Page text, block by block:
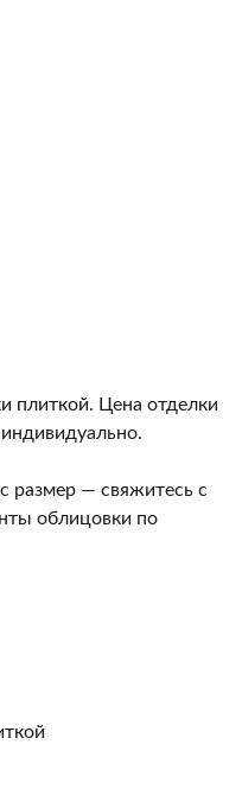
плиткой. Цена отделки
размер — свяжитесь с
облицовки по